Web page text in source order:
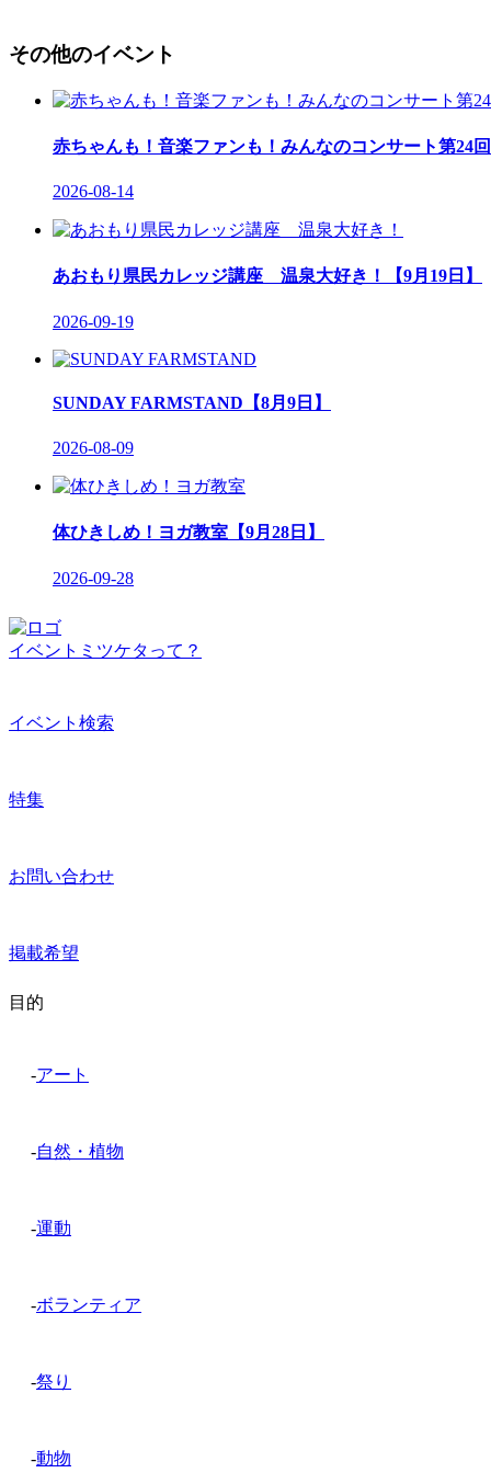
その他のイベント
赤ちゃんも！音楽ファンも！みんなのコンサート第24
2026-08-14
あおもり県民カレッジ講座 温泉大好き！【9月19日】
2026-09-19
SUNDAY FARMSTAND【8月9日】
2026-08-09
体ひきしめ！ヨガ教室【9月28日】
2026-09-28
イベントミツケタって？
イベント検索
特集
お問い合わせ
掲載希望
目的
-アート
-自然・植物
-運動
-ボランティア
-祭り
-動物